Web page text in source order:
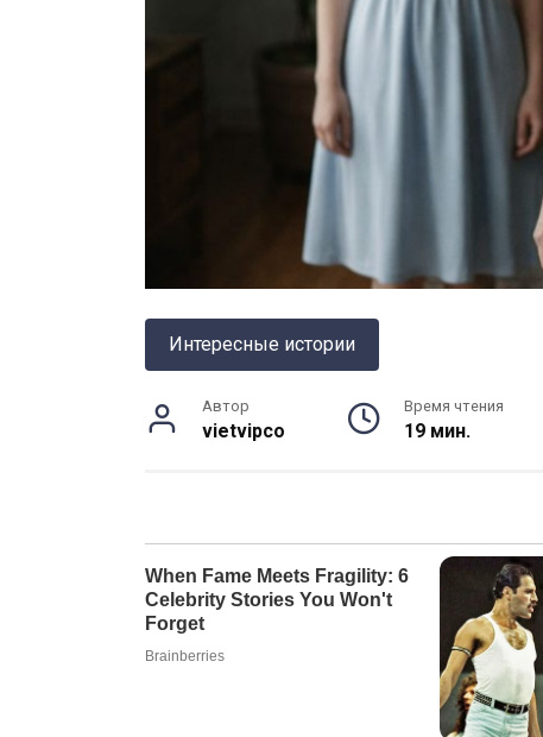
Интересные истории
Автор
vietvipco
Время чтения
19 мин.